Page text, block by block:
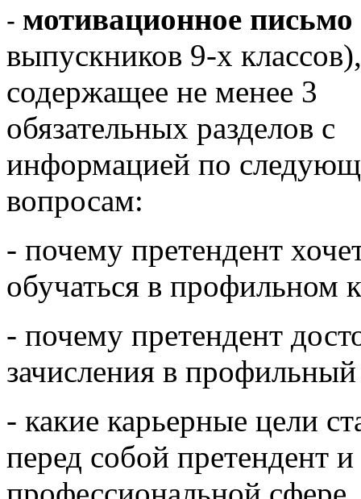
- мотивационное письмо
выпускников 9-х классов),
содержащее не менее 3
обязательных разделов с
информацией по
вопросам:
- почему претендент
обучаться в профильном
- почему претендент
зачисления в профильный
- какие карьерные цели
перед собой претендент и